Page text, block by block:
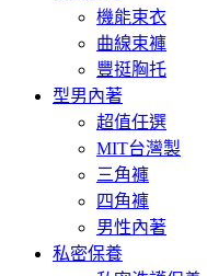
機能束衣
曲線束褲
豐挺胸托
型男內著
超值任選
MIT台灣製
三角褲
四角褲
男性內著
私密保養